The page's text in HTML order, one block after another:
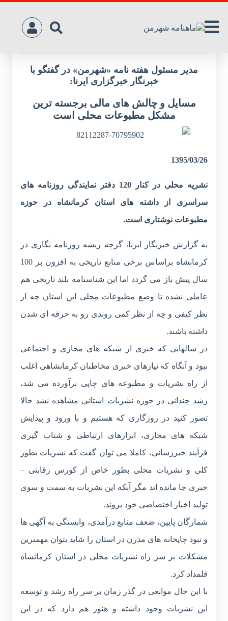
زخم های ناسور مطبوعات محلی کرمانشاه
مدیر مسئول هفته نامه «شهرمن» در گفتگو با
خبرنگار خبرگزاری ایرنا:
مسایل و چالش های مالی برجسته ترین
مشکل مطبوعات محلی است
1395/03/26
نشریه محلی در کنار 120 دفتر نمایندگی روزنامه های
سراسری از داشته های استان کرمانشاه در حوزه
مطبوعات نوشتاری است.
به گزارش خبرنگار ایرنا، گرچه ریشه روزنامه نگاری در
کرمانشاه براساس برخی منابع تاریخی به افزون بر 100
سال پیش باز می گردد اما این شناسنامه بلند تاریخی هم
عاملی نشده تا وضع مطبوعات محلی این استان چه از
نظر کیفی و چه از نظر کمی روندی رو به حرفه ای شدن
داشته باشند.
در سالهایی که خبری از شبکه های مجازی و اجتماعی
نبود و آنگاه که نیازهای خبری مخاطبان کرمانشاهی اغلب
از راه نشریات و مطبوعه های چاپی برآورده می شد،
رشد چندانی در حوزه نشریات استانی مشاهده نشد حالا
تصور کنید در روزگاری که هستیم و با ورود و پیدایش
شبکه های مجازی، ابزارهای ارتباطی و شتاب گیری
فرآیند خبررسانی، کاملا می توان گفت که نشریات بطور
کلی و نشریات محلی بطور خاص از کورس رقابتی –
خبری جا مانده اند مگر آنکه این نشریات به سمت و سوی
تولید اخبار اختصاصی خود بروند.
شمارگان پایین، ضعف منابع درآمدی، وابستگی به آگهی ها
و نبود چاپخانه های مدرن در استان را شاید بتوان مهمترین
مشکلات بر سر راه نشریات محلی در استان کرمانشاه
قلمداد کرد.
با این حال موانعی در گذر زمان بر سر راه رشد و توسعه
این نشریات وجود داشته و هنوز هم دارد که در این